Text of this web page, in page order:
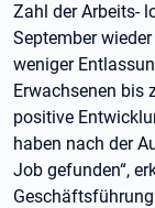
Zahl der Arbeits-
September
weniger
Erwachsenen bis
positive
haben nach der
Job gefunden“,